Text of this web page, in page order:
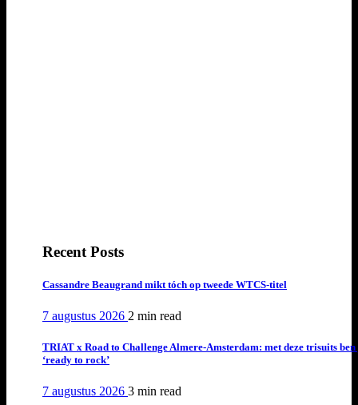
Recent Posts
Cassandre Beaugrand mikt tóch op tweede WTCS-titel
7 augustus 2026 2 min read
TRIAT x Road to Challenge Almere-Amsterdam: met deze trisuits ben
‘ready to rock’
7 augustus 2026 3 min read